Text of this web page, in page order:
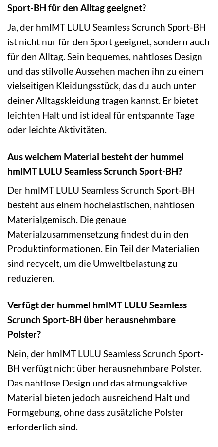
Sport-BH für den Alltag geeignet?
Ja, der hmlMT LULU Seamless Scrunch Sport-BH
ist nicht nur für den Sport geeignet, sondern auch
für den Alltag. Sein bequemes, nahtloses Design
und das stilvolle Aussehen machen ihn zu einem
vielseitigen Kleidungsstück, das du auch unter
deiner Alltagskleidung tragen kannst. Er bietet
leichten Halt und ist ideal für entspannte Tage
oder leichte Aktivitäten.
Aus welchem Material besteht der hummel
hmlMT LULU Seamless Scrunch Sport-BH?
Der hmlMT LULU Seamless Scrunch Sport-BH
besteht aus einem hochelastischen, nahtlosen
Materialgemisch. Die genaue
Materialzusammensetzung findest du in den
Produktinformationen. Ein Teil der Materialien
sind recycelt, um die Umweltbelastung zu
reduzieren.
Verfügt der hummel hmlMT LULU Seamless
Scrunch Sport-BH über herausnehmbare
Polster?
Nein, der hmlMT LULU Seamless Scrunch Sport-
BH verfügt nicht über herausnehmbare Polster.
Das nahtlose Design und das atmungsaktive
Material bieten jedoch ausreichend Halt und
Formgebung, ohne dass zusätzliche Polster
erforderlich sind.